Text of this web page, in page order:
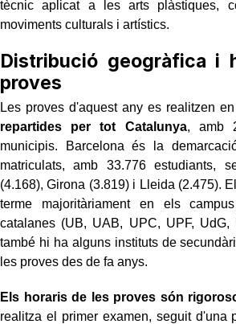
tècnic aplicat a les arts plàstiques,
moviments culturals i artístics.
Distribució geogràfica i
proves
Les proves d'aquest any es realitzen en
repartides per tot Catalunya, amb
municipis. Barcelona és la
matriculats, amb 33.776 estudiants,
(4.168), Girona (3.819) i Lleida (2.475).
terme majoritàriament en els
catalanes (UB, UAB, UPC, UPF,
també hi ha alguns instituts de
les proves des de fa anys.
Els horaris de les proves són
realitza el primer examen, seguit d'una